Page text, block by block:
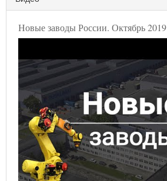
Новые заводы России. Октябрь 2019